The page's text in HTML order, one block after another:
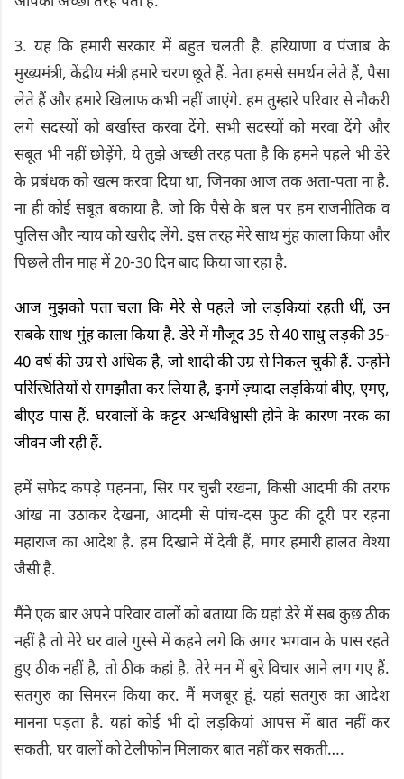
3. यह कि हमारी सरकार में बहुत चलती है. हरियाणा व पंजाब के
मुख्यमंत्री, केंद्रीय मंत्री हमारे चरण छूते हैं. नेता हमसे समर्थन लेते हैं, पैसा
लेते हैं और हमारे खिलाफ कभी नहीं जाएंगे. हम तुम्हारे परिवार से नौकरी
लगे सदस्यों को बर्खास्त करवा देंगे. सभी सदस्यों को मरवा देंगे और
सबूत भी नहीं छोड़ेंगे, ये तुझे अच्छी तरह पता है कि हमने पहले भी डेरे
के प्रबंधक को खत्म करवा दिया था, जिनका आज तक अता-पता ना है.
ना ही कोई सबूत बकाया है. जो कि पैसे के बल पर हम राजनीतिक व
पुलिस और न्याय को खरीद लेंगे. इस तरह मेरे साथ मुंह काला किया और
पिछले तीन माह में 20-30 दिन बाद किया जा रहा है.
आज मुझको पता चला कि मेरे से पहले जो लड़कियां रहती थीं, उन
सबके साथ मुंह काला किया है. डेरे में मौजूद 35 से 40 साधु लड़की 35-
40 वर्ष की उम्र से अधिक है, जो शादी की उम्र से निकल चुकी हैं. उन्होंने
परिस्थितियों से समझौता कर लिया है, इनमें ज़्यादा लड़कियां बीए, एमए,
बीएड पास हैं. घरवालों के कट्टर अन्धविश्वासी होने के कारण नरक का
जीवन जी रही हैं.
हमें सफेद कपड़े पहनना, सिर पर चुन्नी रखना, किसी आदमी की तरफ
आंख ना उठाकर देखना, आदमी से पांच-दस फुट की दूरी पर रहना
महाराज का आदेश है. हम दिखाने में देवी हैं, मगर हमारी हालत वेश्या
जैसी है.
मैंने एक बार अपने परिवार वालों को बताया कि यहां डेरे में सब कुछ ठीक
नहीं है तो मेरे घर वाले गुस्से में कहने लगे कि अगर भगवान के पास रहते
हुए ठीक नहीं है, तो ठीक कहां है. तेरे मन में बुरे विचार आने लग गए हैं.
सतगुरु का सिमरन किया कर. मैं मजबूर हूं. यहां सतगुरु का आदेश
मानना पड़ता है. यहां कोई भी दो लड़कियां आपस में बात नहीं कर
सकती, घर वालों को टेलीफोन मिलाकर बात नहीं कर सकती….